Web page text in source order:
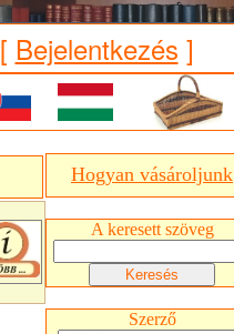
[ Bejelentkezés ]
Hogyan vásároljunk
A keresett szöveg
Szerző